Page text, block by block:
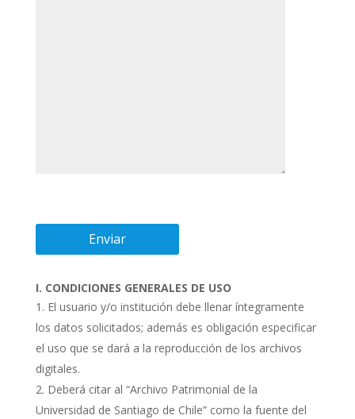
I. CONDICIONES GENERALES DE USO
El usuario y/o institución debe llenar íntegramente
los datos solicitados; además es obligación especificar
el uso que se dará a la reproducción de los archivos
digitales.
Deberá citar al “Archivo Patrimonial de la
Universidad de Santiago de Chile” como la fuente del